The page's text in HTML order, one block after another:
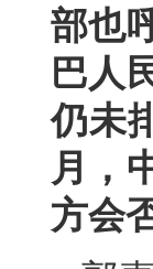
部也
巴人
仍未
月，
方会